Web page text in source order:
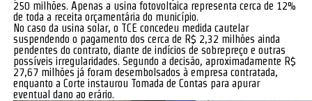
250 milhões. Apenas a usina fotovoltaica representa cerca de 12%
de toda a receita orçamentária do município.
No caso da usina solar, o TCE concedeu medida cautelar
suspendendo o pagamento dos cerca de R$ 2,32 milhões ainda
pendentes do contrato, diante de indícios de sobrepreço e outras
possíveis irregularidades. Segundo a decisão, aproximadamente R$
27,67 milhões já foram desembolsados à empresa contratada,
enquanto a Corte instaurou Tomada de Contas para apurar
eventual dano ao erário.